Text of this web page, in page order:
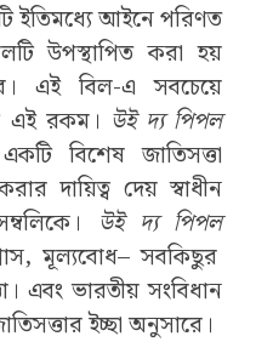
ইতিমধ্যে আইনে পরিণত
উপস্থাপিত করা হয়
এই বিল-এ সবচেয়ে
এই রকম। উই দ্য পিপল
বিশেষ জাতিসত্তা
দায়িত্ব দেয় স্বাধীন
উই দ্য পিপল
মূল্যবোধ– সবকিছুর
এবং ভারতীয় সংবিধান
ইচ্ছা অনুসারে।